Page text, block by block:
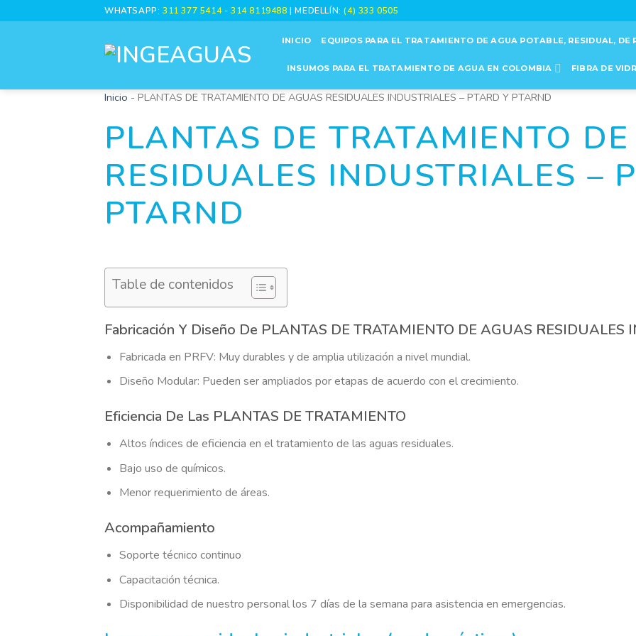
to
WHATSAPP: 311 377 5414- 314 8119488| MEDELLÍN:(4) 333 0505
INICIO EQUIPOS PARA EL TRATAMIENTO DE AGUA POTABLE, RESIDUAL, DE
INSUMOS PARA EL TRATAMIENTO DE AGUA EN COLOMBIA FIBRA DE
Inicio - PLANTAS DE TRATAMIENTO DE AGUAS RESIDUALES INDUSTRIALES – PTARD Y PTARND
PLANTAS DE TRATAMIENTO
RESIDUALES INDUSTRIALES –
PTARND
Table de contenidos
Fabricación Y Diseño De PLANTAS DE TRATAMIENTO DE AGUAS RESIDUALES
Fabricada en PRFV: Muy durables y de amplia utilización a nivel mundial.
Diseño Modular: Pueden ser ampliados por etapas de acuerdo con el crecimiento.
Eficiencia De Las PLANTAS DE TRATAMIENTO
Altos índices de eficiencia en el tratamiento de las aguas residuales.
Bajo uso de químicos.
Menor requerimiento de áreas.
Acompañamiento
Soporte técnico continuo
Capacitación técnica.
Disponibilidad de nuestro personal los 7 días de la semana para asistencia en emergencias.